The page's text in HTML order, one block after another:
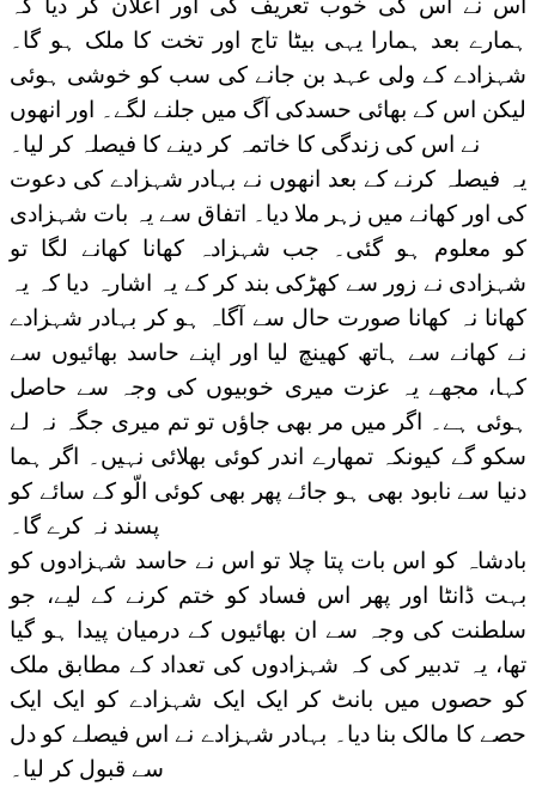
ہمارے بعد ہمارا یہی بیٹا تاج اور تخت کا ملک ہو گا۔
شہزادے کے ولی عہد بن جانے کی سب کو خوشی ہوئی
لیکن اس کے بھائی حسدکی آگ میں جلنے لگے۔ اور انھوں
نے اس کی زندگی کا خاتمہ کر دینے کا فیصلہ کر لیا۔
یہ فیصلہ کرنے کے بعد انھوں نے بہادر شہزادے کی دعوت
کی اور کھانے میں زہر ملا دیا۔ اتفاق سے یہ بات شہزادی
کو معلوم ہو گئی۔ جب شہزادہ کھانا کھانے لگا تو
شہزادی نے زور سے کھڑکی بند کر کے یہ اشارہ دیا کہ یہ
کھانا نہ کھانا صورت حال سے آگاہ ہو کر بہادر شہزادے
نے کھانے سے ہاتھ کھینچ لیا اور اپنے حاسد بھائیوں سے
کہا، مجھے یہ عزت میری خوبیوں کی وجہ سے حاصل
ہوئی ہے۔ اگر میں مر بھی جاؤں تو تم میری جگہ نہ لے
سکو گے کیونکہ تمھارے اندر کوئی بھلائی نہیں۔ اگر ہما
دنیا سے نابود بھی ہو جائے پھر بھی کوئی الّو کے سائے کو
پسند نہ کرے گا۔
بادشاہ کو اس بات پتا چلا تو اس نے حاسد شہزادوں کو
بہت ڈانٹا اور پھر اس فساد کو ختم کرنے کے لیے، جو
سلطنت کی وجہ سے ان بھائیوں کے درمیان پیدا ہو گیا
تھا، یہ تدبیر کی کہ شہزادوں کی تعداد کے مطابق ملک
کو حصوں میں بانٹ کر ایک ایک شہزادے کو ایک ایک
حصے کا مالک بنا دیا۔ بہادر شہزادے نے اس فیصلے کو دل
سے قبول کر لیا۔